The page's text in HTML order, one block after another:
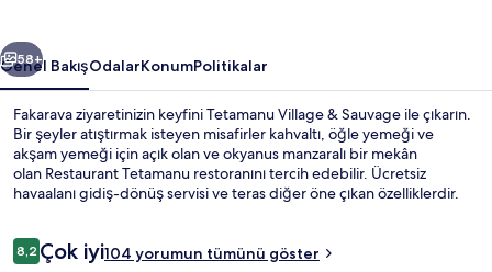
Sonraki
58+
Genel BakışOdalarKonumPolitikalar
Fakarava ziyaretinizin keyfini Tetamanu Village & Sauvage ile çıkarın.
Bir şeyler atıştırmak isteyen misafirler kahvaltı, öğle yemeği ve
akşam yemeği için açık olan ve okyanus manzaralı bir mekân
olan Restaurant Tetamanu restoranını tercih edebilir. Ücretsiz
havaalanı gidiş-dönüş servisi ve teras diğer öne çıkan özelliklerdir.
Yorumlar
8,28,2/10
Çok iyi104 yorumun tümünü göster